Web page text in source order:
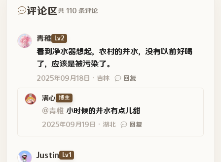
评论区 共 110 条评论
青稚 Lv2
看到净水器想起，农村的井水，没有以前好喝
了，应该是被污染了。
2025年09月18日 吉林 回复
满心 博主
@青稚 小时候的井水有点儿甜
2025年09月19日 湖北 回复
Justin Lv1